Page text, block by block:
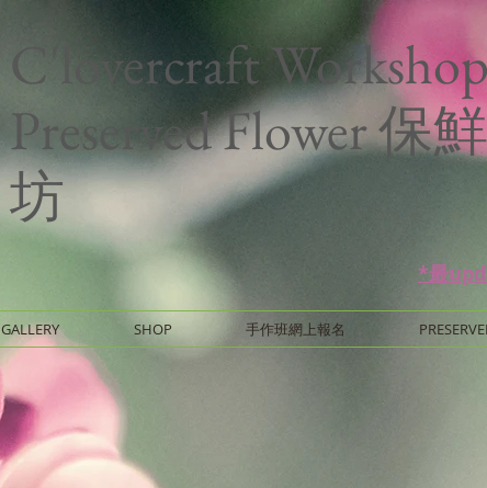
C'lovercraft
Preserved Flower 保
坊
*最
GALLERY SHOP 手作班網上報名